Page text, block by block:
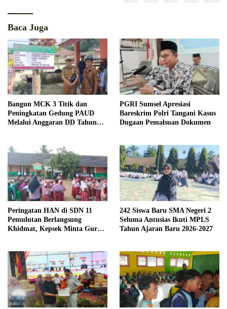
Baca Juga
Bangun MCK 3 Titik dan
Peningkatan Gedung PAUD
Melalui Anggaran DD Tahun
PGRI Sumsel Apresiasi
Bareskrim Polri Tangani Kasus
Dugaan Pemalsuan Dokumen
Peringatan HAN di SDN 11
Pemulutan Berlangsung
Khidmat, Kepsek Minta Guru
242 Siswa Baru SMA Negeri 2
Seluma Antusias Ikuti MPLS
Tahun Ajaran Baru 2026-2027